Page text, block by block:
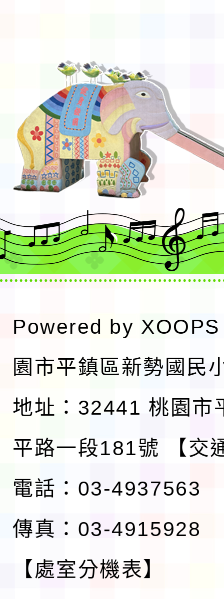
Powered by XOOPS
園市平鎮區新勢國民
地址：32441 桃園市
平路一段181號
【交
電話：03-4937563
傳真：03-4915928
【處室分機表】